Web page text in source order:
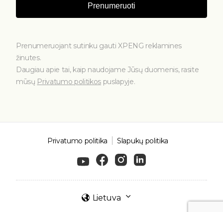
Prenumeruoti
Prenumeruojant sutinku gauti XPENG reklamines
žinutes.
Daugiau apie tai, kaip naudojame Jūsų duomenis, rasite
mūsų Privatumo politikos puslapyje.
Privatumo politika Slapukų politika
Lietuva